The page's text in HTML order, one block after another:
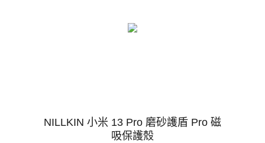
NILLKIN 小米 13 Pro 磨砂護盾 Pro 磁
吸保護殼